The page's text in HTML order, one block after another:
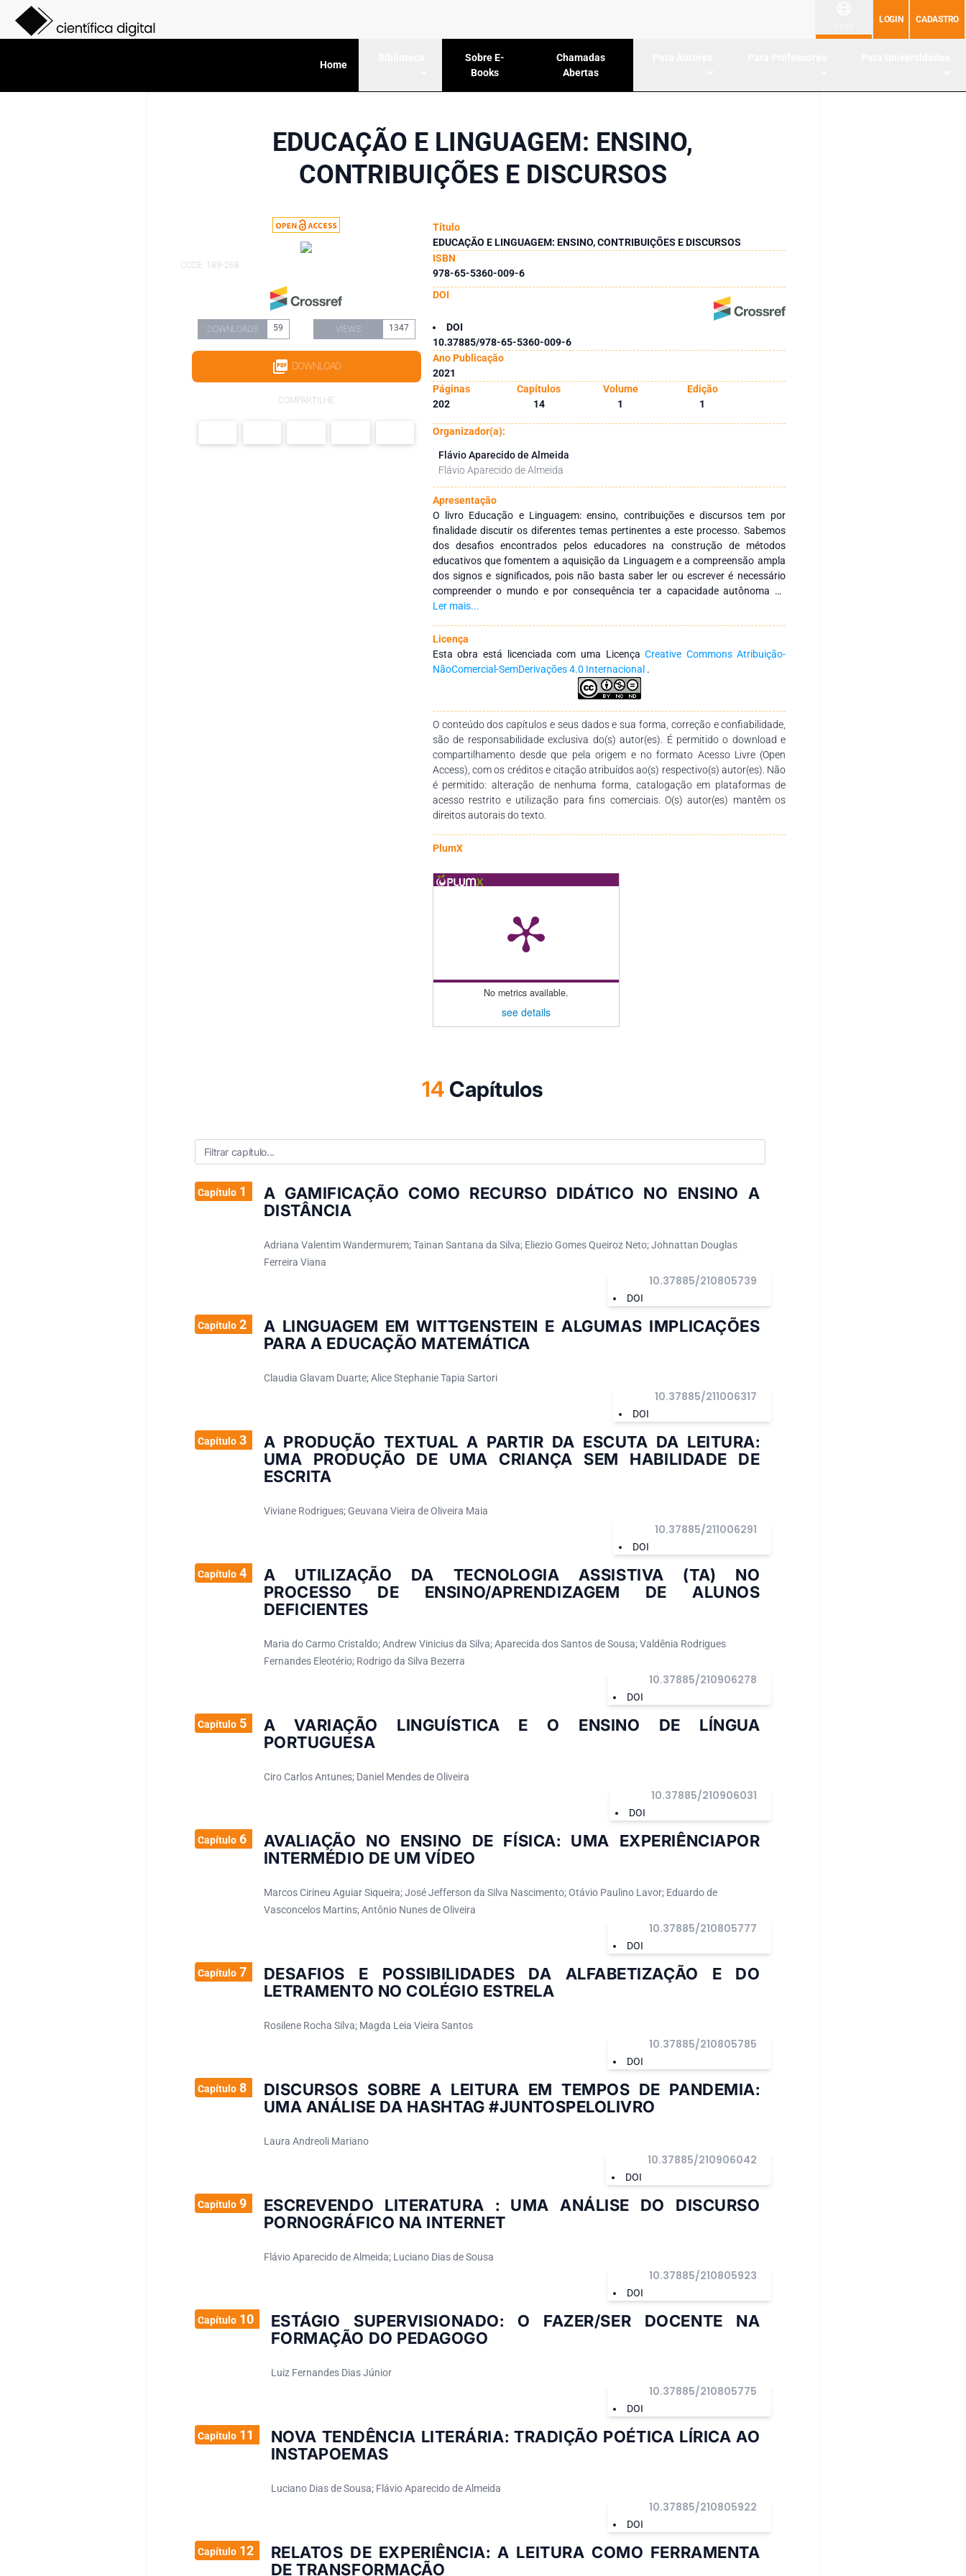
LOGIN CADASTRO
Home
Sobre E-
Books
Chamadas
Abertas
EDUCAÇÃO E LINGUAGEM: ENSINO,
CONTRIBUIÇÕES E DISCURSOS
CODE: 189-268
DOWNLOADS 59 VIEWS 1347
DOWNLOAD
COMPARTILHE
Título
EDUCAÇÃO E LINGUAGEM: ENSINO, CONTRIBUIÇÕES E DISCURSOS
ISBN
978-65-5360-009-6
DOI
DOI
10.37885/978-65-5360-009-6
Ano Publicação
2021
Páginas
Capítulos Volume
Edição
202
14 1 1
Organizador(a):
Flávio Aparecido de Almeida
Flávio Aparecido de Almeida
Apresentação
O livro Educação e Linguagem: ensino, contribuições e discursos tem por
finalidade discutir os diferentes temas pertinentes a este processo. Sabemos
dos desafios encontrados pelos educadores na construção de métodos
educativos que fomentem a aquisição da Linguagem e a compreensão ampla
dos signos e significados, pois não basta saber ler ou escrever é necessário
compreender o mundo e por consequência ter a capacidade autônoma de
criticá-lo. Somos seres linguísticos, sendo que é através da linguagem que a
Educação tem papel fundamental, pois ela serve de mediadora para a
transformação subjetiva aconteça e também que o processo de tomada de
consciência de si mesmo e da história possibilite o educando a produzir o seu
próprio protagonismo, pautado nos direitos humanos e cidadania. Existem
diferentes gêneros linguísticos que tem como função otimizar a
experimentação de cada indivíduo em relação ao que se diz e ao que se fala,
pois sabemos que interpretações surgem através das experiências vividas por
cada um de nós. A presente obra conta com diferentes autores que de forma
crítica pesquisam sobre o ato de Educar e a linguagem. Sabemos que ao ler
cada capítulo, o leitor poderá produzir diferentes saberes e assim melhor
compreender a função social da Escola e da Linguagem. Desejo a todos uma
excelente leitura. Flávio Aparecido de Almeida.
Ler mais...
Licença
Esta obra está licenciada com uma LicençaCreative Commons Atribuição-
NãoComercial-SemDerivações 4.0 Internacional .
O conteúdo dos capítulos e seus dados e sua forma, correção e confiabilidade,
são de responsabilidade exclusiva do(s) autor(es). É permitido o download e
compartilhamento desde que pela origem e no formato Acesso Livre (Open
Access), com os créditos e citação atribuídos ao(s) respectivo(s) autor(es). Não
é permitido: alteração de nenhuma forma, catalogação em plataformas de
acesso restrito e utilização para fins comerciais. O(s) autor(es) mantêm os
direitos autorais do texto.
PlumX
No metrics available.
see details
14 Capítulos
Capítulo1
A GAMIFICAÇÃO COMO RECURSO DIDÁTICO NO ENSINO A
DISTÂNCIA
Adriana Valentim Wandermurem; Tainan Santana da Silva; Eliezio Gomes Queiroz Neto; Johnattan Douglas
Ferreira Viana
DOI
10.37885/210805739
Capítulo2
A LINGUAGEM EM WITTGENSTEIN E ALGUMAS IMPLICAÇÕES
PARA A EDUCAÇÃO MATEMÁTICA
Claudia Glavam Duarte; Alice Stephanie Tapia Sartori
DOI
10.37885/211006317
Capítulo3
A PRODUÇÃO TEXTUAL A PARTIR DA ESCUTA DA LEITURA:
UMA PRODUÇÃO DE UMA CRIANÇA SEM HABILIDADE DE
ESCRITA
Viviane Rodrigues; Geuvana Vieira de Oliveira Maia
DOI
10.37885/211006291
Capítulo4
A UTILIZAÇÃO DA TECNOLOGIA ASSISTIVA (TA) NO
PROCESSO DE ENSINO/APRENDIZAGEM DE ALUNOS
DEFICIENTES
Maria do Carmo Cristaldo; Andrew Vinicius da Silva; Aparecida dos Santos de Sousa; Valdênia Rodrigues
Fernandes Eleotério; Rodrigo da Silva Bezerra
DOI
10.37885/210906278
Capítulo5
A VARIAÇÃO LINGUÍSTICA E O ENSINO DE LÍNGUA
PORTUGUESA
Ciro Carlos Antunes; Daniel Mendes de Oliveira
DOI
10.37885/210906031
Capítulo6
AVALIAÇÃO NO ENSINO DE FÍSICA: UMA EXPERIÊNCIAPOR
INTERMÉDIO DE UM VÍDEO
Marcos Cirineu Aguiar Siqueira; José Jefferson da Silva Nascimento; Otávio Paulino Lavor; Eduardo de
Vasconcelos Martins; Antônio Nunes de Oliveira
DOI
10.37885/210805777
Capítulo7
DESAFIOS E POSSIBILIDADES DA ALFABETIZAÇÃO E DO
LETRAMENTO NO COLÉGIO ESTRELA
Rosilene Rocha Silva; Magda Leia Vieira Santos
DOI
10.37885/210805785
Capítulo8
DISCURSOS SOBRE A LEITURA EM TEMPOS DE PANDEMIA:
UMA ANÁLISE DA HASHTAG #JUNTOSPELOLIVRO
Laura Andreoli Mariano
DOI
10.37885/210906042
Capítulo9
ESCREVENDO LITERATURA : UMA ANÁLISE DO DISCURSO
PORNOGRÁFICO NA INTERNET
Flávio Aparecido de Almeida; Luciano Dias de Sousa
DOI
10.37885/210805923
Capítulo10
ESTÁGIO SUPERVISIONADO: O FAZER/SER DOCENTE NA
FORMAÇÃO DO PEDAGOGO
Luiz Fernandes Dias Júnior
DOI
10.37885/210805775
Capítulo11
NOVA TENDÊNCIA LITERÁRIA: TRADIÇÃO POÉTICA LÍRICA AO
INSTAPOEMAS
Luciano Dias de Sousa; Flávio Aparecido de Almeida
DOI
10.37885/210805922
Capítulo12
RELATOS DE EXPERIÊNCIA: A LEITURA COMO FERRAMENTA
DE TRANSFORMAÇÃO